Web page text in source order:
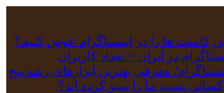
کامنت‌ ها را در اینستاگرام عوض کنیم؟
در ایران + تعداد کاربران
معرفی بهترین ابزارهای رشد پیج
پست ما را سیو کرده اند؟